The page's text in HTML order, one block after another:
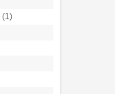
(1)